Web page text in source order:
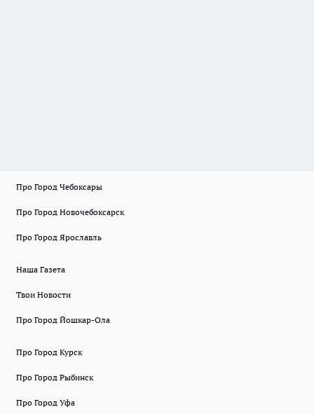
Про Город Чебоксары
Про Город Новочебоксарск
Про Город Ярославль
Наша Газета
Твои Новости
Про Город Йошкар-Ола
Про Город Курск
Про Город Рыбинск
Про Город Уфа